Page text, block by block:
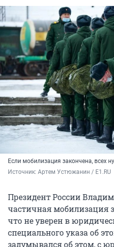
Если мобилизация закончена, всех
Источник: Артем Устюжанин / Е1.RU
Президент России
частичная мобилизация
что не уверен в
специального указа об
задумывался об этом, с